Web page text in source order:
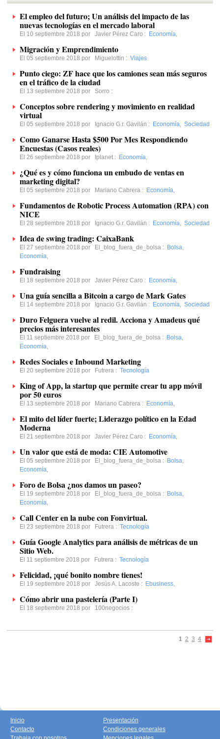
El empleo del futuro; Un análisis del impacto de las
nuevas tecnologías en el mercado laboral
El 10 septiembre 2018 por Javier Pérez Caro : Economía,
Migración y Emprendimiento
El 05 septiembre 2018 por Miguelottin : Viajes
Punto ciego: ZF hace que los camiones sean más seguros
en el tráfico de la ciudad
El 13 septiembre 2018 por Sorro :
Conceptos sobre rendering y movimiento en realidad
virtual
El 05 septiembre 2018 por Ignacio G.r. Gavilán : Economía, Sociedad
Como Ganarse Hasta $500 Por Mes Respondiendo
Encuestas (Casos reales)
El 26 septiembre 2018 por Iplanet : Economía,
¿Qué es y cómo funciona un embudo de ventas en
marketing digital?
El 05 septiembre 2018 por Mariano Cabrera : Economía,
Fundamentos de Robotic Process Automation (RPA) con
NICE
El 28 septiembre 2018 por Ignacio G.r. Gavilán : Economía, Sociedad
Idea de swing trading: CaixaBank
El 27 septiembre 2018 por El_blog_fuera_de_bolsa : Bolsa,
Economía,
Fundraising
El 18 septiembre 2018 por Javier Pérez Caro : Economía,
Una guía sencilla a Bitcoin a cargo de Mark Gates
El 14 septiembre 2018 por Ignacio G.r. Gavilán : Economía, Sociedad
Duro Felguera vuelve al redil. Acciona y Amadeus qué
precios más interesantes
El 11 septiembre 2018 por El_blog_fuera_de_bolsa : Bolsa,
Economía,
Redes Sociales e Inbound Marketing
El 20 septiembre 2018 por Futrera : Tecnología
King of App, la startup que permite crear tu app móvil
por 50 euros
El 13 septiembre 2018 por Mariano Cabrera : Economía,
El mito del líder fuerte; Liderazgo político en la Edad
Moderna
El 21 septiembre 2018 por Javier Pérez Caro : Economía,
Un valor que está de moda: CIE Automotive
El 05 septiembre 2018 por El_blog_fuera_de_bolsa : Bolsa,
Economía,
Foro de Bolsa ¿nos damos un paseo?
El 19 septiembre 2018 por El_blog_fuera_de_bolsa : Bolsa,
Economía,
Call Center en la nube con Fonvirtual.
El 23 septiembre 2018 por Futrera : Tecnología
Guía Google Analytics para análisis de métricas de un
Sitio Web.
El 11 septiembre 2018 por Futrera : Tecnología
Felicidad, ¡qué bonito nombre tienes!
El 19 septiembre 2018 por Jesús A. Lacoste : Ebusiness,
Cómo abrir una pastelería (Parte I)
El 18 septiembre 2018 por 100negocios :
1 2 3 4
Inicio
Contacto
Presentación
Condiciones generales